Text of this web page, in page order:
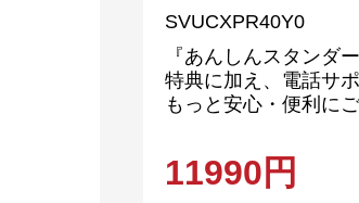
SVUCXPR40Y0
『あんしんスタンダ
特典に加え、電話サ
もっと安心・便利に
11990 円